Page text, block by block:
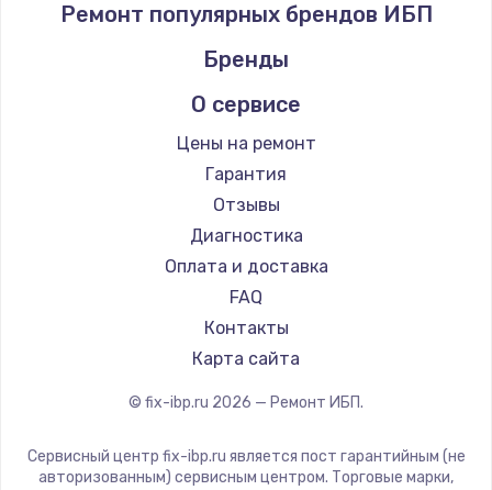
Ремонт популярных брендов ИБП
Бренды
О сервисе
Цены на ремонт
Гарантия
Отзывы
Диагностика
Оплата и доставка
FAQ
Контакты
Карта сайта
© fix-ibp.ru 2026 — Ремонт ИБП.
Сервисный центр fix-ibp.ru является пост гарантийным (не
авторизованным) сервисным центром. Торговые марки,